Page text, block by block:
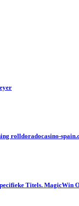
rolldoradocasino-
Titels. MagicWin